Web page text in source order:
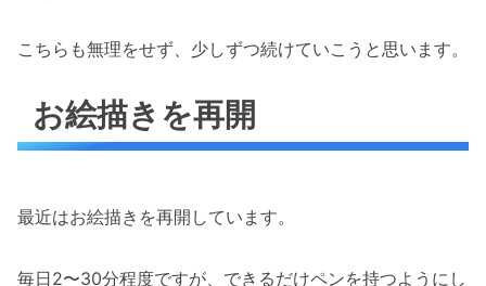
こちらも無理をせず、少しずつ続けていこうと思います。
お絵描きを再開
最近はお絵描きを再開しています。
毎日2〜30分程度ですが、できるだけペンを持つようにし